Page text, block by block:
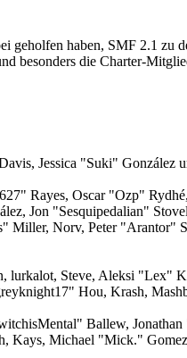
geholfen haben, SMF 2.1 zu
besonders die Charter-
Jessica "Suki" González
Rayes, Oscar "Ozp"
Jon "Sesquipedalian"
Miller, Norv, Peter
Steve, Aleksi "Lex"
Hou, Krash,
Ballew,
Kays, Michael "Mick."